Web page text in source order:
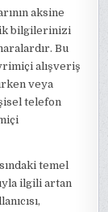
aksine
bilgilerinizi
Bu
alışveriş
veya
telefon
temel
ilgili artan